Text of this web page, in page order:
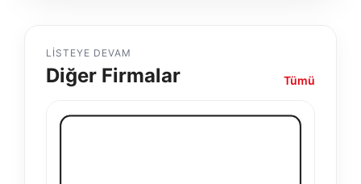
LISTEYE DEVAM
Diğer Firmalar Tümü